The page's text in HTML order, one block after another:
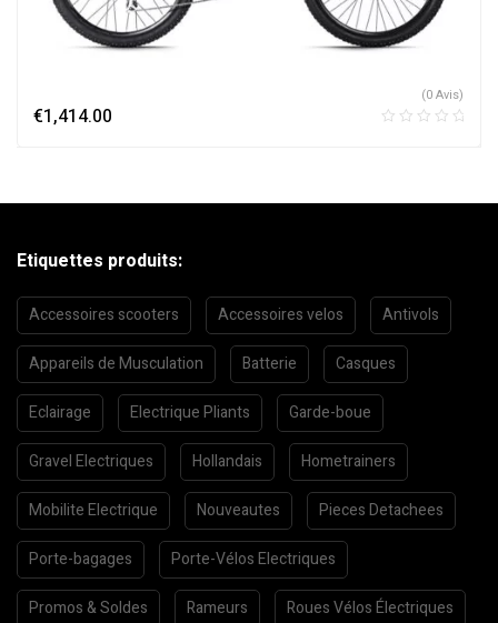
€1,414.00
(0 Avis)
Etiquettes produits:
Accessoires scooters Accessoires velos Antivols
Appareils de Musculation Batterie Casques
Eclairage Electrique Pliants Garde-boue
Gravel Electriques Hollandais Hometrainers
Mobilite Electrique Nouveautes Pieces Detachees
Porte-bagages Porte-Vélos Electriques
Promos & Soldes Rameurs Roues Vélos Électriques